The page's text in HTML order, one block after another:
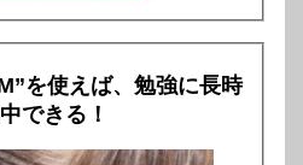
を使えば、勉強に長時
できる！